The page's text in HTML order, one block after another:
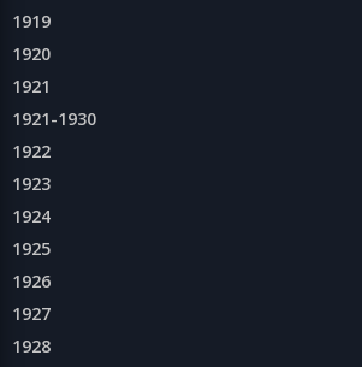
1919
1920
1921
1921-1930
1922
1923
1924
1925
1926
1927
1928